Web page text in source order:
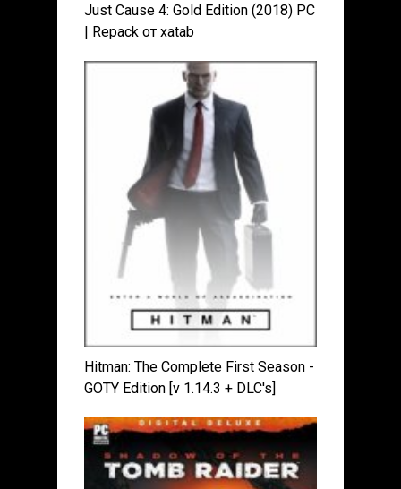
Just Cause 4: Gold Edition (2018) PC
| Repack от xatab
Hitman: The Complete First Season -
GOTY Edition [v 1.14.3 + DLC's]